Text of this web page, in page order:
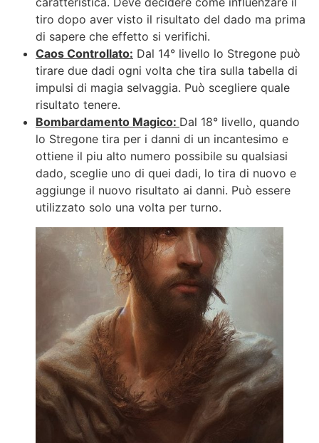
tiro dopo aver visto il risultato del dado ma prima
di sapere che effetto si verifichi.
Caos Controllato: Dal 14° livello lo Stregone può
tirare due dadi ogni volta che tira sulla tabella di
impulsi di magia selvaggia. Può scegliere quale
risultato tenere.
Bombardamento Magico: Dal 18° livello, quando
lo Stregone tira per i danni di un incantesimo e
ottiene il piu alto numero possibile su qualsiasi
dado, sceglie uno di quei dadi, lo tira di nuovo e
aggiunge il nuovo risultato ai danni. Può essere
utilizzato solo una volta per turno.